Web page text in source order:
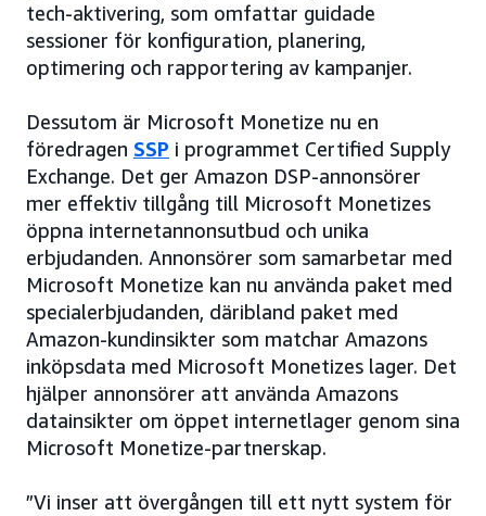
tech-aktivering, som omfattar guidade
sessioner för konfiguration, planering,
optimering och rapportering av kampanjer.
Dessutom är Microsoft Monetize nu en
föredragen SSP i programmet Certified Supply
Exchange. Det ger Amazon DSP-annonsörer
mer effektiv tillgång till Microsoft Monetizes
öppna internetannonsutbud och unika
erbjudanden. Annonsörer som samarbetar med
Microsoft Monetize kan nu använda paket med
specialerbjudanden, däribland paket med
Amazon-kundinsikter som matchar Amazons
inköpsdata med Microsoft Monetizes lager. Det
hjälper annonsörer att använda Amazons
datainsikter om öppet internetlager genom sina
Microsoft Monetize-partnerskap.
”Vi inser att övergången till ett nytt system för